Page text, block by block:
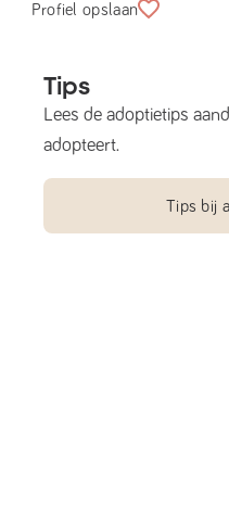
Profiel opslaan
Tips
Lees de adoptietips
adopteert.
Tips bij